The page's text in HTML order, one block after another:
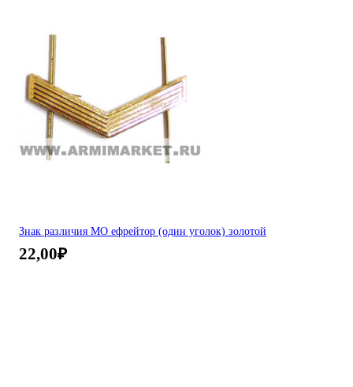
Знак различия МО ефрейтор (один уголок) золотой
22,00₽